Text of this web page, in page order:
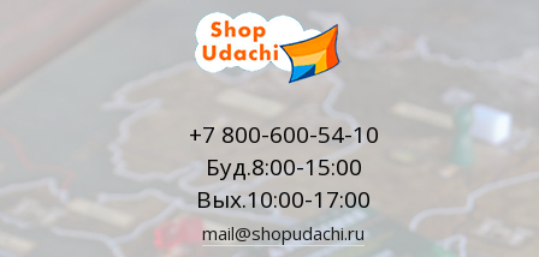
+7 800-600-54-10
Буд.8:00-15:00
Вых.10:00-17:00
mail@shopudachi.ru